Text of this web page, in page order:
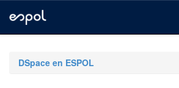
navigationDSpace en ESPOL